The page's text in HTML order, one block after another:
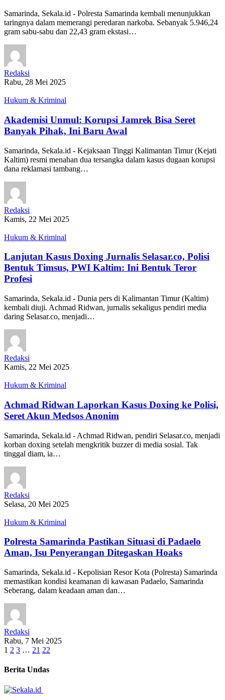
Samarinda, Sekala.id - Polresta Samarinda kembali menunjukkan
taringnya dalam memerangi peredaran narkoba. Sebanyak 5.946,24
gram sabu-sabu dan 22,43 gram ekstasi…
Redaksi
Rabu, 28 Mei 2025
Hukum & Kriminal
Akademisi Unmul: Korupsi Jamrek Bisa Seret
Banyak Pihak, Ini Baru Awal
Samarinda, Sekala.id - Kejaksaan Tinggi Kalimantan Timur (Kejati
Kaltim) resmi menahan dua tersangka dalam kasus dugaan korupsi
dana reklamasi tambang…
Redaksi
Kamis, 22 Mei 2025
Hukum & Kriminal
Lanjutan Kasus Doxing Jurnalis Selasar.co, Polisi
Bentuk Timsus, PWI Kaltim: Ini Bentuk Teror
Profesi
Samarinda, Sekala.id - Dunia pers di Kalimantan Timur (Kaltim)
kembali diuji. Achmad Ridwan, jurnalis sekaligus pendiri media
daring Selasar.co, menjadi…
Redaksi
Kamis, 22 Mei 2025
Hukum & Kriminal
Achmad Ridwan Laporkan Kasus Doxing ke Polisi,
Seret Akun Medsos Anonim
Samarinda, Sekala.id - Achmad Ridwan, pendiri Selasar.co, menjadi
korban doxing setelah mengkritik buzzer di media sosial. Tak
tinggal diam, ia…
Redaksi
Selasa, 20 Mei 2025
Hukum & Kriminal
Polresta Samarinda Pastikan Situasi di Padaelo
Aman, Isu Penyerangan Ditegaskan Hoaks
Samarinda, Sekala.id - Kepolisian Resor Kota (Polresta) Samarinda
memastikan kondisi keamanan di kawasan Padaelo, Samarinda
Seberang, dalam keadaan aman dan…
Redaksi
Rabu, 7 Mei 2025
1 2 3 … 21 22
Berita Undas